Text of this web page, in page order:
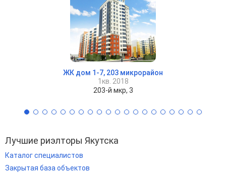
ЖК дом 1-7, 203 микрорайон
1кв. 2018
203-й мкр, 3
Лучшие риэлторы Якутска
Каталог специалистов
Закрытая база объектов